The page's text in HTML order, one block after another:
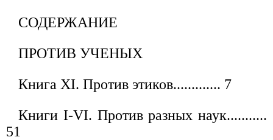
СОДЕРЖАНИЕ
ПРОТИВ УЧЕНЫХ
Книга XI. Против этиков............. 7
Книги I-VI. Против разных наук...........
51